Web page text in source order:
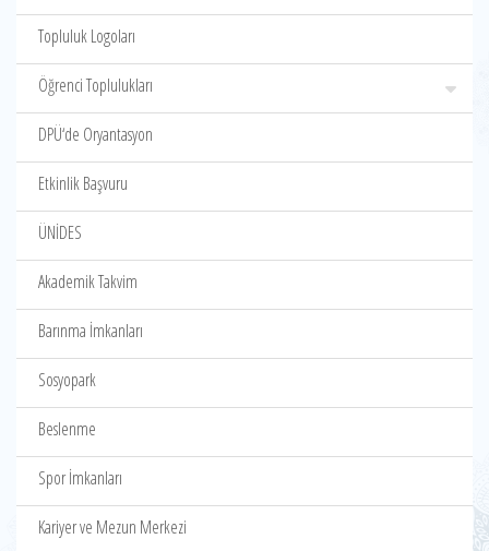
Topluluk Logoları
Öğrenci Toplulukları
DPÜ‘de Oryantasyon
Etkinlik Başvuru
ÜNİDES
Akademik Takvim
Barınma İmkanları
Sosyopark
Beslenme
Spor İmkanları
Kariyer ve Mezun Merkezi